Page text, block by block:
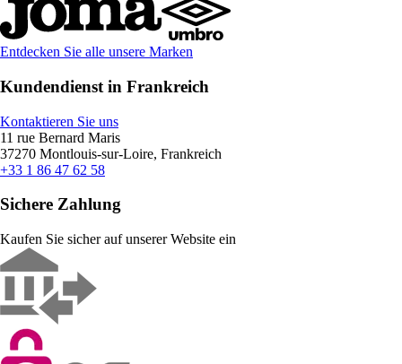
Entdecken Sie alle unsere Marken
Kundendienst in Frankreich
Kontaktieren Sie uns
11 rue Bernard Maris
37270 Montlouis-sur-Loire, Frankreich
+33 1 86 47 62 58
Sichere Zahlung
Kaufen Sie sicher auf unserer Website ein